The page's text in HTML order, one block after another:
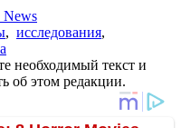
News
, исследования,
необходимый текст и
об этом редакции.